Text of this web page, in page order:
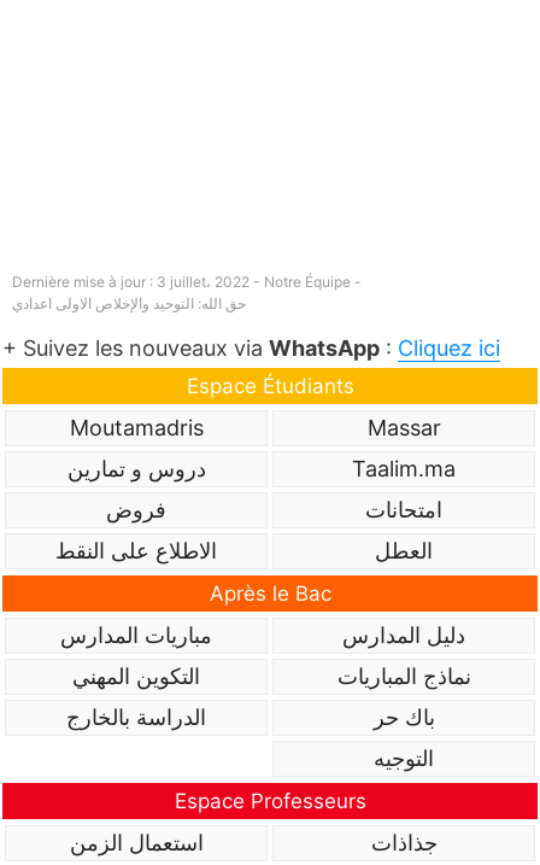
Dernière mise à jour : 3 juillet، 2022 - Notre Équipe -
حق الله: التوحيد والإخلاص الاولى اعدادي
+ Suivez les nouveaux via WhatsApp : Cliquez ici
Espace Étudiants
Massar
Moutamadris
Taalim.ma
دروس و تمارين
امتحانات
فروض
العطل
الاطلاع على النقط
Après le Bac
دليل المدارس
مباريات المدارس
نماذج المباريات
التكوين المهني
باك حر
الدراسة بالخارج
التوجيه
Espace Professeurs
جذاذات استعمال الزمن